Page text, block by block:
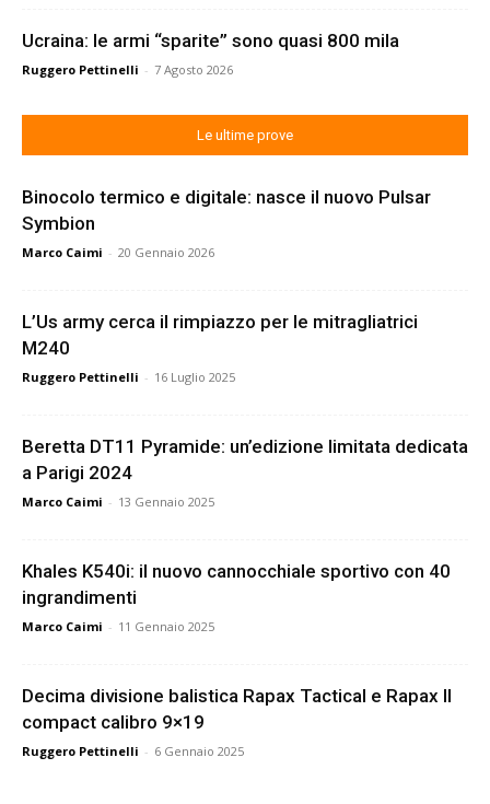
Ucraina: le armi “sparite” sono quasi 800 mila
Ruggero Pettinelli - 7 Agosto 2026
Le ultime prove
Binocolo termico e digitale: nasce il nuovo Pulsar
Symbion
Marco Caimi - 20 Gennaio 2026
L’Us army cerca il rimpiazzo per le mitragliatrici
M240
Ruggero Pettinelli - 16 Luglio 2025
Beretta DT11 Pyramide: un’edizione limitata dedicata
a Parigi 2024
Marco Caimi - 13 Gennaio 2025
Khales K540i: il nuovo cannocchiale sportivo con 40
ingrandimenti
Marco Caimi - 11 Gennaio 2025
Decima divisione balistica Rapax Tactical e Rapax II
compact calibro 9×19
Ruggero Pettinelli - 6 Gennaio 2025